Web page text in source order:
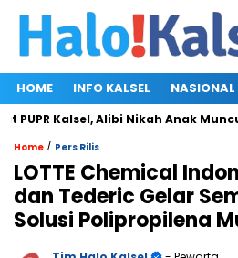
HOME INFO KALSEL NASIONAL
Kalsel, Alibi Nikah Anak Muncul
Home / Pers Rilis
LOTTE Chemical
dan Tederic Gelar
Solusi Polipropilena